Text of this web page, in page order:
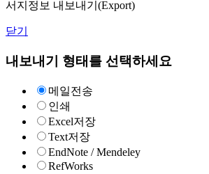
서지정보 내보내기(Export)
닫기
내보내기 형태를 선택하세요
메일전송
인쇄
Excel저장
Text저장
EndNote / Mendeley
RefWorks